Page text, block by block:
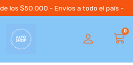
los $50.000 - Envíos a todo el país -
0